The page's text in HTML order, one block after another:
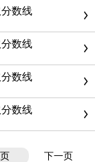
数线
数线
数线
数线
下一页